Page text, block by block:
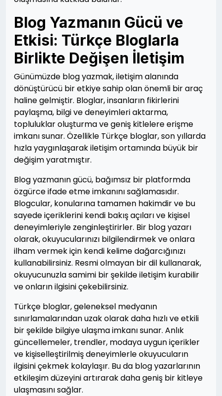
Blog Yazmanın Gücü ve
Etkisi: Türkçe Bloglarla
Birlikte Değişen İletişim
Günümüzde blog yazmak, iletişim alanında
dönüştürücü bir etkiye sahip olan önemli bir araç
haline gelmiştir. Bloglar, insanların fikirlerini
paylaşma, bilgi ve deneyimleri aktarma,
topluluklar oluşturma ve geniş kitlelere erişme
imkanı sunar. Özellikle Türkçe bloglar, son yıllarda
hızla yaygınlaşarak iletişim ortamında büyük bir
değişim yaratmıştır.
Blog yazmanın gücü, bağımsız bir platformda
özgürce ifade etme imkanını sağlamasıdır.
Blogcular, konularına tamamen hakimdir ve bu
sayede içeriklerini kendi bakış açıları ve kişisel
deneyimleriyle zenginleştirirler. Bir blog yazarı
olarak, okuyucularınızı bilgilendirmek ve onlara
ilham vermek için kendi kelime dağarcığınızı
kullanabilirsiniz. Resmi olmayan bir dil kullanarak,
okuyucunuzla samimi bir şekilde iletişim kurabilir
ve onların ilgisini çekebilirsiniz.
Türkçe bloglar, geleneksel medyanın
sınırlamalarından uzak olarak daha hızlı ve etkili
bir şekilde bilgiye ulaşma imkanı sunar. Anlık
güncellemeler, trendler, modaya uygun içerikler
ve kişiselleştirilmiş deneyimlerle okuyucuların
ilgisini çekmek kolaylaşır. Bu da blog yazarlarının
etkileşim düzeyini artırarak daha geniş bir kitleye
ulaşmasını sağlar.